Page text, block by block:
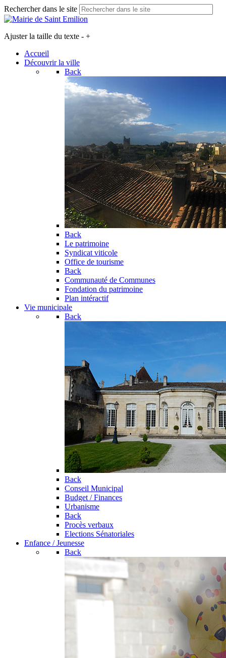
Rechercher dans le site
Ajuster la taille du texte - +
Accueil
Découvrir la ville
Back
Back
Le patrimoine
Syndicat viticole
Office de tourisme
Back
Communauté de Communes
Fondation du patrimoine
Plan intéractif
Vie municipale
Back
Back
Conseil Municipal
Budget / Finances
Urbanisme
Back
Procès verbaux
Elections Sénatoriales
Enfance / Jeunesse
Back